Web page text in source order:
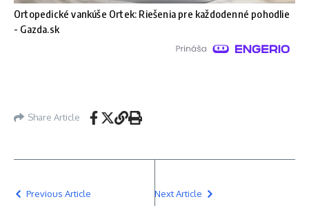
Ortopedické vankúše Ortek: Riešenia pre každodenné pohodlie
- Gazda.sk
Share Article
Previous Article Next Article